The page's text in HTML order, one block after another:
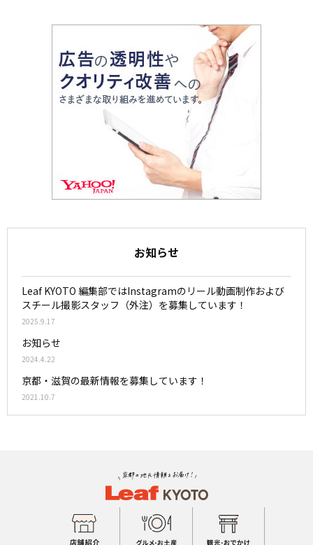
お知らせ
Leaf KYOTO 編集部ではInstagramのリール動画制作および
スチール撮影スタッフ（外注）を募集しています！
2025.9.17
お知らせ
2024.4.22
京都・滋賀の最新情報を募集しています！
2021.10.7